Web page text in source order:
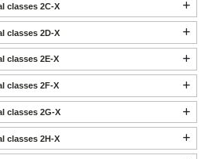
classes 2C-X
classes 2D-X
classes 2E-X
classes 2F-X
classes 2G-X
classes 2H-X